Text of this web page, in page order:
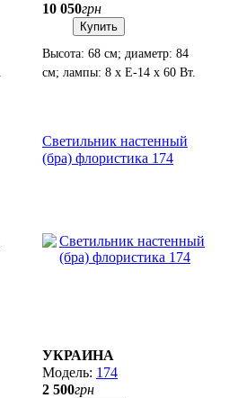
10 050грн
Купить
Высота: 68 см; диаметр: 84
см; лампы: 8 х Е-14 х 60 Вт.
Светильник настенный
(бра) флористика 174
УКРАИНА
174
2 500грн